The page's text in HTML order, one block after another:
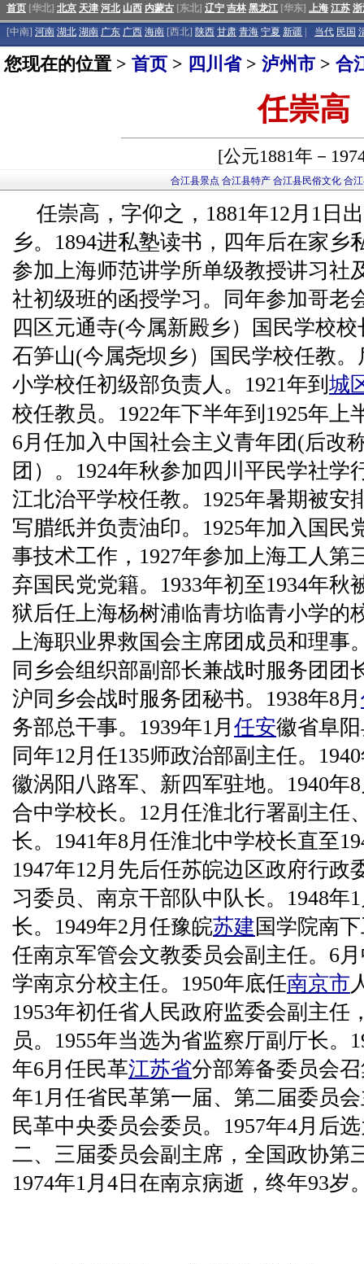
首页 [华北] 北京 天津 河北 山西 内蒙古 [东北] 辽宁 吉林 黑龙江 [华东] 上海 江苏
[中南] 河南 湖北 湖南 广东 广西 海南 [西北] 陕西 甘肃 青海 宁夏 新疆 当代 民国
您现在的位置 > 首页 > 四川省> 泸州市 > 合
任崇高
[公元1881年－
合江县景点 合江县特产 合江县民俗文化 合
任崇高，字仰之，1881年12月1日
乡。1894进私塾读书，四年后在家乡
参加上海师范讲学所单级教授讲习社
社初级班的函授学习。同年参加哥老
四区元通寺(今属新殿乡）国民学校
石笋山(今属尧坝乡）国民学校任教
小学校任初级部负责人。1921年到 城
校任教员。1922年下半年到1925年上
6月任加入中国社会主义青年团(后改
团）。1924年秋参加四川平民学社学
江北治平学校任教。1925年暑期被安
写腊纸并负责油印。1925年加入国民
事技术工作，1927年参加上海工人第
弃国民党党籍。1933年初至1934年秋
狱后任上海杨树浦临青坊临青小学的
上海职业界救国会主席团成员和理事
同乡会组织部副部长兼战时服务团团
沪同乡会战时服务团秘书。1938年8月
务部总干事。1939年1月 任安徽省阜
同年12月任135师政治部副主任。
徽涡阳八路军、新四军驻地。1940年
合中学校长。12月任淮北行署副主任
长。1941年8月任淮北中学校长直至
1947年12月先后任苏皖边区政府行政
习委员、南京干部队中队长。1948年
长。1949年2月任豫皖苏建国学院南
任南京军管会文教委员会副主任。6
学南京分校主任。1950年底任南京市
1953年初任省人民政府监委会副主任
员。1955年当选为省监察厅副厅长。
年6月任民革江苏省分部筹备委员会
年1月任省民革第一届、第二届委员
民革中央委员会委员。1957年4月后
二、三届委员会副主席，全国政协第
1974年1月4日在南京病逝，终年93岁